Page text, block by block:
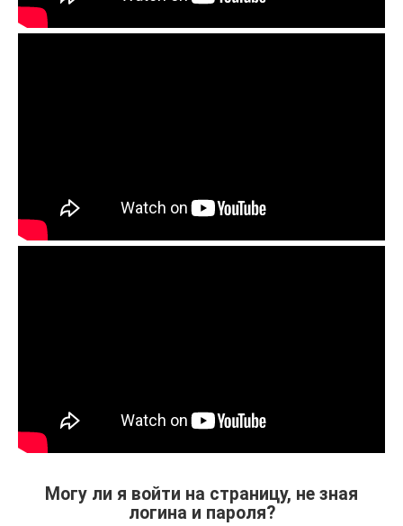
Могу ли я войти на страницу, не зная
логина и пароля?